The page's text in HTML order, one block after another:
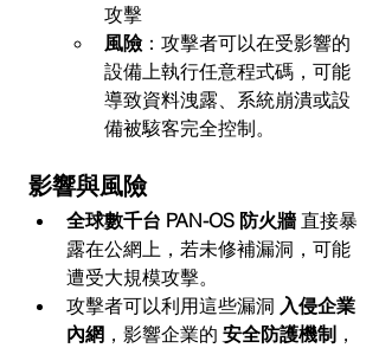
攻擊
風險 ：攻擊者可以在受影響的
設備上執行任意程式碼，可能
導致資料洩露、系統崩潰或設
備被駭客完全控制。
影響與風險
全球數千台 PAN-OS 防火牆 直接暴
露在公網上，若未修補漏洞，可能
遭受大規模攻擊。
攻擊者可以利用這些漏洞 入侵企業
內網 ，影響企業的 安全防護機制 ，